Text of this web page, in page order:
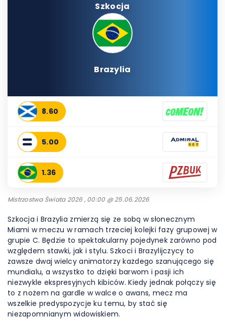
Szkocja
Brazylia
8.60
5.00
1.36
Mistrzostwa Świata 2026 , 00:00 @ 25.06.2026
Szkocja i Brazylia zmierzą się ze sobą w słonecznym
Miami w meczu w ramach trzeciej kolejki fazy grupowej w
grupie C. Będzie to spektakularny pojedynek zarówno pod
względem stawki, jak i stylu. Szkoci i Brazylijczycy to
zawsze dwaj wielcy animatorzy każdego szanującego się
mundialu, a wszystko to dzięki barwom i pasji ich
niezwykle ekspresyjnych kibiców. Kiedy jednak połączy się
to z nożem na gardle w walce o awans, mecz ma
wszelkie predyspozycje ku temu, by stać się
niezapomnianym widowiskiem.